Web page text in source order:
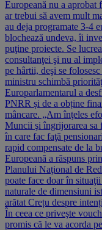
Europeană nu a aprobat
ar trebui să avem mult
au deja programate 3-4
blochează undeva, îi
puţine proiecte. Se
consultanţei şi nu al
pe hârtii, deşi se
ministru schimbă
Europarlamentarul a
PNRR și de a obține
mâncare. „Am înţeles
Muncii şi îngrijorarea sa
în care fac faţă
rapid compensate de la
Europeană a răspuns
Planului Naţional de
poate face doar în
naturale de dimensiuni
arătat Crețu despre
În ceea ce priveşte
promis că le va acorda